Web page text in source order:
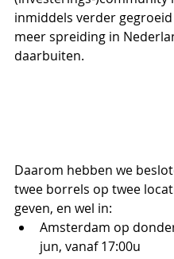
inmiddels verder
meer spreiding in
daarbuiten.
Daarom hebben we
twee borrels op twee
geven, en wel in:
Amsterdam op
jun, vanaf 17:00u